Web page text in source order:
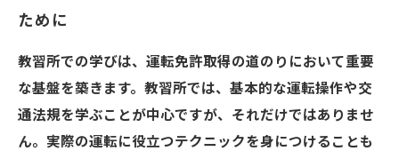
ために
教習所での学びは、運転免許取得の道のりにおいて重要
な基盤を築きます。教習所では、基本的な運転操作や交
通法規を学ぶことが中心ですが、それだけではありませ
ん。実際の運転に役立つテクニックを身につけることも